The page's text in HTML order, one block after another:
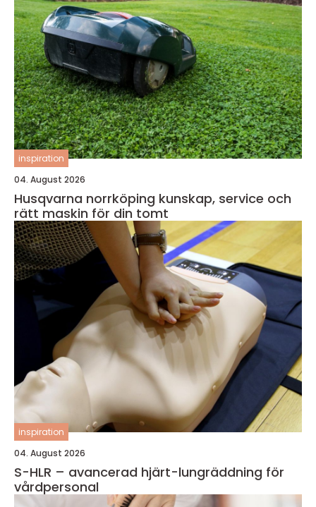
inspiration
04. August 2026
Husqvarna norrköping kunskap, service och
rätt maskin för din tomt
inspiration
04. August 2026
S-HLR – avancerad hjärt-lungräddning för
vårdpersonal